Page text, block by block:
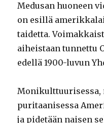
Medusan huoneen
on esillä
taidetta.
aiheistaan tunnettu
edellä 1900-luvun
Monikulttuurisessa,
puritaanisessa
ja pidetään naisen